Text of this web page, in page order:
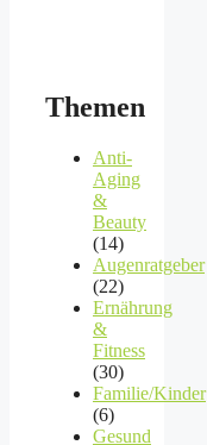
Themen
Anti-
Aging
&
Beauty
(14)
Augenratgeber
(22)
Ernährung
&
Fitness
(30)
Familie/Kinder
(6)
Gesund